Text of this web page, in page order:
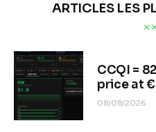
ARTICLES LES
CCQI =
price at
08/08/2026